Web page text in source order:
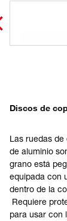
Discos de
Las ruedas
de aluminio
grano está
equipada con
dentro de la
Requiere
para usar con